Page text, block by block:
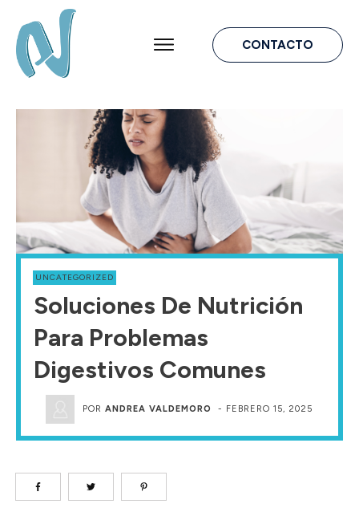
CONTACTO
UNCATEGORIZED
Soluciones De Nutrición
Para Problemas
Digestivos Comunes
PORANDREA VALDEMORO - FEBRERO 15, 2025